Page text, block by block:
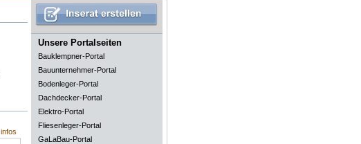
infos
Unsere Portalseiten
Bauklempner-Portal
Bauunternehmer-Portal
Bodenleger-Portal
Dachdecker-Portal
Elektro-Portal
Fliesenleger-Portal
GaLaBau-Portal